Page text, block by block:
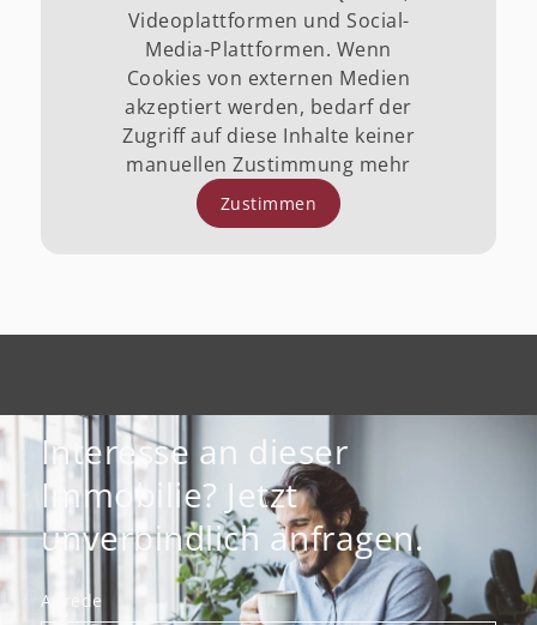
Videoplattformen und Social-
Media-Plattformen. Wenn
Cookies von externen Medien
akzeptiert werden, bedarf der
Zugriff auf diese Inhalte keiner
manuellen Zustimmung mehr
Zustimmen
Interesse an dieser
Immobilie? Jetzt
unverbindlich anfragen.
Anrede